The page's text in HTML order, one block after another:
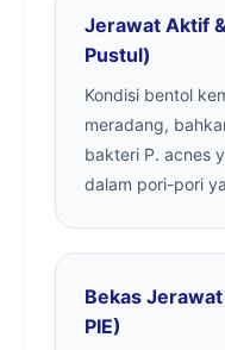
Jerawat Aktif
Pustul)
Kondisi bentol
meradang,
bakteri P. acnes
dalam pori-pori
Bekas
PIE)